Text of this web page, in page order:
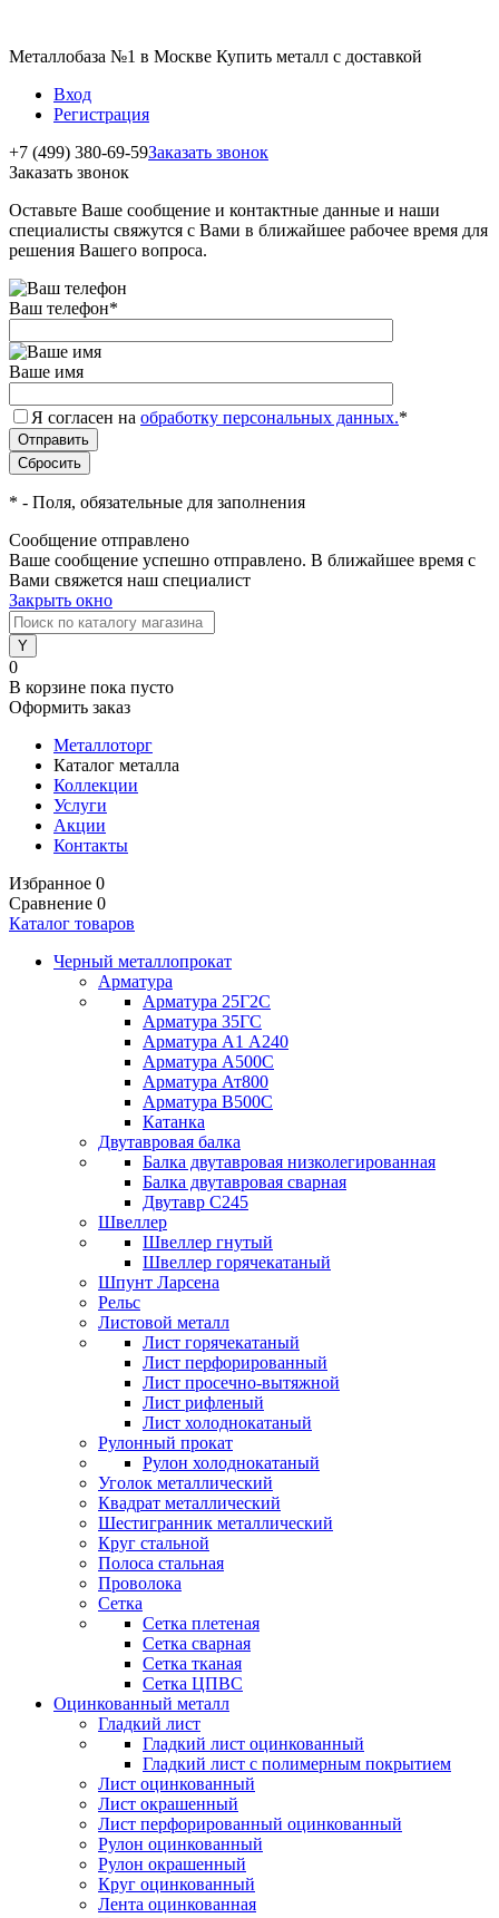
Металлобаза №1 в Москве Купить металл с доставкой
Вход
Регистрация
+7 (499) 380-69-59Заказать звонок
Заказать звонок
Оставьте Ваше сообщение и контактные данные и наши
специалисты свяжутся с Вами в ближайшее рабочее время для
решения Вашего вопроса.
Ваш телефон*
Ваше имя
Я согласен на обработку персональных данных.*
* - Поля, обязательные для заполнения
Сообщение отправлено
Ваше сообщение успешно отправлено. В ближайшее время с
Вами свяжется наш специалист
Закрыть окно
0
В корзине пока пусто
Оформить заказ
Металлоторг
Каталог металла
Коллекции
Услуги
Акции
Контакты
Избранное 0
Сравнение 0
Каталог товаров
Черный металлопрокат
Арматура
Арматура 25Г2С
Арматура 35ГС
Арматура А1 А240
Арматура А500С
Арматура Ат800
Арматура В500С
Катанка
Двутавровая балка
Балка двутавровая низколегированная
Балка двутавровая сварная
Двутавр С245
Швеллер
Швеллер гнутый
Швеллер горячекатаный
Шпунт Ларсена
Рельс
Листовой металл
Лист горячекатаный
Лист перфорированный
Лист просечно-вытяжной
Лист рифленый
Лист холоднокатаный
Рулонный прокат
Рулон холоднокатаный
Уголок металлический
Квадрат металлический
Шестигранник металлический
Круг стальной
Полоса стальная
Проволока
Сетка
Сетка плетеная
Сетка сварная
Сетка тканая
Сетка ЦПВС
Оцинкованный металл
Гладкий лист
Гладкий лист оцинкованный
Гладкий лист с полимерным покрытием
Лист оцинкованный
Лист окрашенный
Лист перфорированный оцинкованный
Рулон оцинкованный
Рулон окрашенный
Круг оцинкованный
Лента оцинкованная